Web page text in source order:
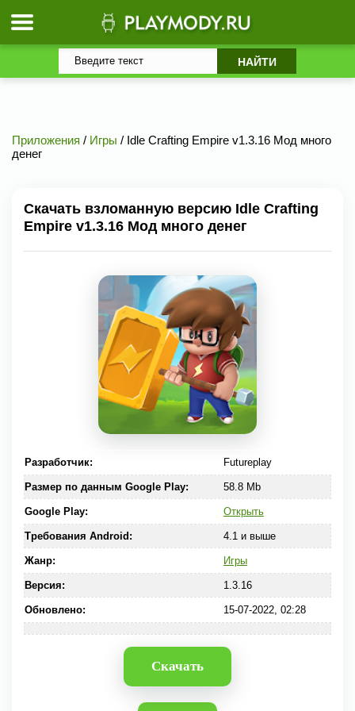
Приложения / Игры / Idle Crafting Empire v1.3.16 Мод много
денег
Скачать взломанную версию Idle Crafting
Empire v1.3.16 Мод много денег
Разработчик: Futureplay
Размер по данным Google Play: 58.8 Mb
Google Play: Открыть
Требования Android: 4.1 и выше
Жанр: Игры
Версия: 1.3.16
Обновлено: 15-07-2022, 02:28
Скачать